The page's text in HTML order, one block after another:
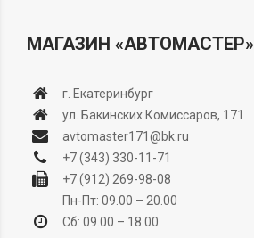
МАГАЗИН «АВТОМАСТЕР»
г. Екатеринбург
ул. Бакинских Комиссаров, 171
avtomaster171@bk.ru
+7 (343) 330-11-71
+7 (912) 269-98-08
Пн-Пт: 09.00 – 20.00
Сб: 09.00 – 18.00